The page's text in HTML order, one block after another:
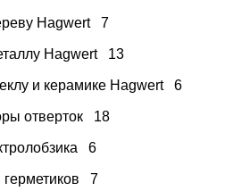
Hagwert 7
Hagwert 13
и керамике Hagwert 6
отверток 18
6
7